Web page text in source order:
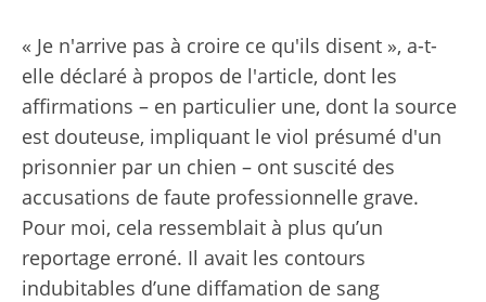
« Je n'arrive pas à croire ce qu'ils disent », a-t-
elle déclaré à propos de l'article, dont les
affirmations – en particulier une, dont la source
est douteuse, impliquant le viol présumé d'un
prisonnier par un chien – ont suscité des
accusations de faute professionnelle grave.
Pour moi, cela ressemblait à plus qu’un
reportage erroné. Il avait les contours
indubitables d’une diffamation de sang